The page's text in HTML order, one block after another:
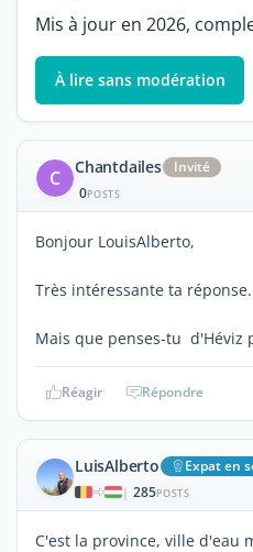
Mis à jour en 2026,
À lire sans modération
C Chantdailes
Invité
0POSTS
Bonjour LouisAlberto,
Très intéressante ta réponse.
Mais que penses-tu d'Héviz
Réagir Répondre
LuisAlberto Expat en
| 285POSTS
C'est la province, ville d'eau